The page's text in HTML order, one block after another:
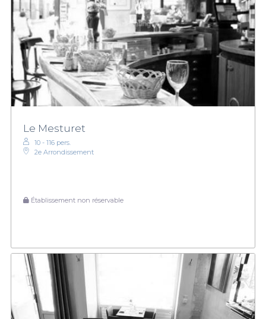
Le Mesturet
10 - 116 pers.
2e Arrondissement
Établissement non réservable